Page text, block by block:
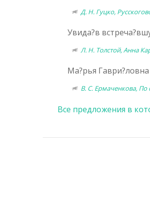
Д. Н. Гуцко,
Увида?в
Л. Н. Толстой, Анна
Ма?рья Гаври?ловна
В. С. Ермаченкова,
Все предложения в